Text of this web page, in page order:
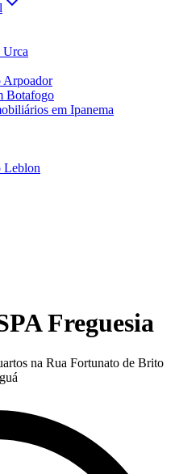
Urca
Arpoador
Botafogo
em Ipanema
Leblon
Freguesia
na Rua Fortunato de Brito